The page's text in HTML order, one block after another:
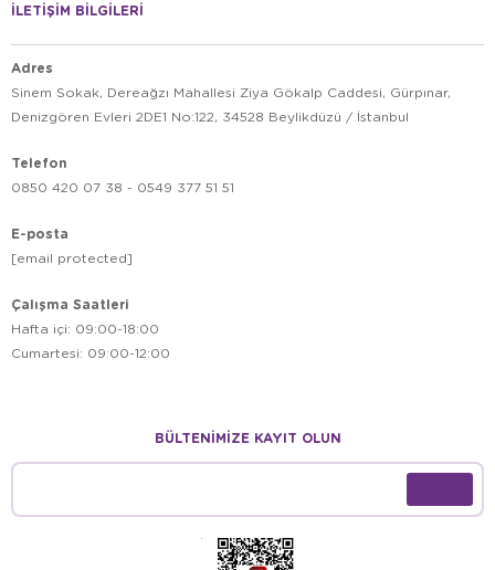
İLETİŞİM BİLGİLERİ
Adres
Sinem Sokak, Dereağzı Mahallesi Ziya Gökalp Caddesi, Gürpınar,
Denizgören Evleri 2DE1 No:122, 34528 Beylikdüzü / İstanbul
Telefon
0850 420 07 38 - 0549 377 51 51
E-posta
[email protected]
Çalışma Saatleri
Hafta içi: 09:00-18:00
Cumartesi: 09:00-12:00
BÜLTENİMİZE KAYIT OLUN